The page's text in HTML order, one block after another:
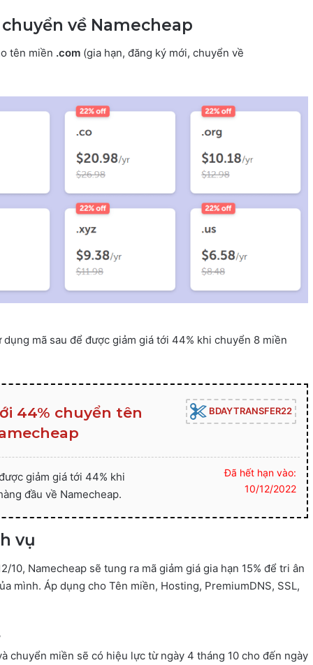
về Namecheap
tên miền .com (gia hạn, đăng ký mới, chuyển về
mã sau để được giảm giá tới 44% khi chuyển 8 miền
44% chuyển tên
BDAYTRANSFER22
giảm giá tới 44% khi
đầu về Namecheap.
Đã hết hạn vào:
10/12/2022
vụ
10, Namecheap sẽ tung ra mã giảm giá gia hạn 15% để tri ân
mình. Áp dụng cho Tên miền, Hosting, PremiumDNS, SSL,
chuyển miền sẽ có hiệu lực từ ngày 4 tháng 10 cho đến ngày